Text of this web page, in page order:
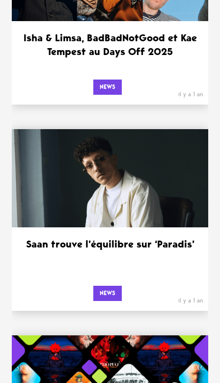
Isha & Limsa, BadBadNotGood et Kae
Tempest au Days Off 2025
NEWS
il y a 1 an
Saan trouve l’équilibre sur ‘Paradis’
NEWS
il y a 1 an